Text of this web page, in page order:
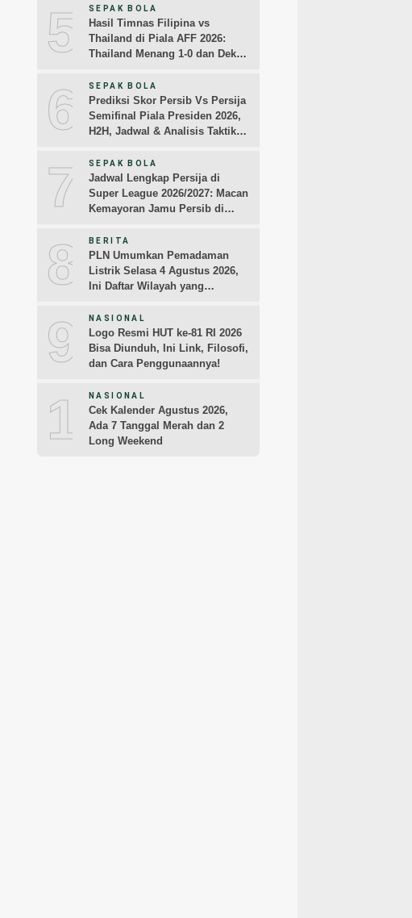
5 SEPAK BOLA
Hasil Timnas Filipina vs
Thailand di Piala AFF 2026:
Thailand Menang 1-0 dan Dekati
6 SEPAK BOLA
Prediksi Skor Persib Vs Persija
Semifinal Piala Presiden 2026,
H2H, Jadwal & Analisis Taktik
7 SEPAK BOLA
Jadwal Lengkap Persija di
Super League 2026/2027: Macan
Kemayoran Jamu Persib di
8 BERITA
PLN Umumkan Pemadaman
Listrik Selasa 4 Agustus 2026,
Ini Daftar Wilayah yang
9 NASIONAL
Logo Resmi HUT ke-81 RI 2026
Bisa Diunduh, Ini Link, Filosofi,
dan Cara Penggunaannya!
10NASIONAL
Cek Kalender Agustus 2026,
Ada 7 Tanggal Merah dan 2
Long Weekend